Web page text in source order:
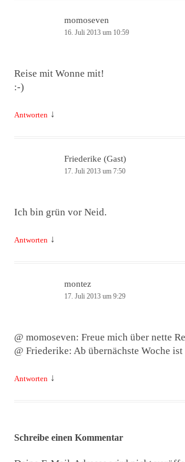
momoseven
16. Juli 2013 um 10:59
Reise mit Wonne mit!
:-)
Antworten ↓
Friederike (Gast)
17. Juli 2013 um 7:50
Ich bin grün vor Neid.
Antworten ↓
montez
17. Juli 2013 um 9:29
@ momoseven: Freue mich über nette
@ Friederike: Ab übernächste Woche ist
Antworten ↓
Schreibe einen Kommentar